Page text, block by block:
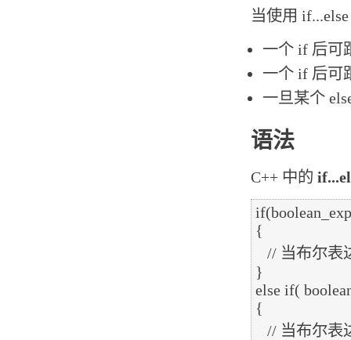
当使用
一个 if 后可
一个 if 后可
一旦某个
语法
C++ 中的
{
}
else if(
{